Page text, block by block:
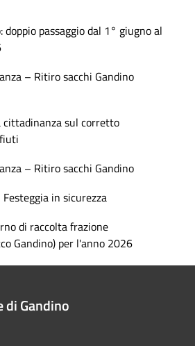
doppio passaggio dal 1° giugno al
– Ritiro sacchi Gandino
cittadinanza sul corretto
– Ritiro sacchi Gandino
in sicurezza
di raccolta frazione
Gandino) per l'anno 2026
di Gandino